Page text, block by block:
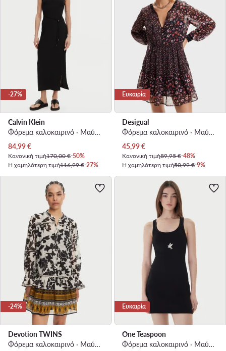
-27%
Calvin Klein
Φόρεμα καλοκαιρινό · Μαύρο · Maxi
Τρέχουσα τιμή
84,99€
Κανονική τιμή170,00 €-50%
Η χαμηλότερη τιμή116,99 €-27%
Ευκαιρία
Desigual
Φόρεμα καλοκαιρινό · Μαύρο · Mini
Τρέχουσα τιμή
45,99€
Κανονική τιμή89,95 €-48%
Η χαμηλότερη τιμή50,99 €-9%
-24%
Devotion TWINS
Φόρεμα καλοκαιρινό · Μαύρο · Mini
Ευκαιρία
One Teaspoon
Φόρεμα καλοκαιρινό · Μαύρο · Mini